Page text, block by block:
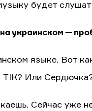
будет
украинском —
языке. Вот
TІК? Или
Сейчас уже